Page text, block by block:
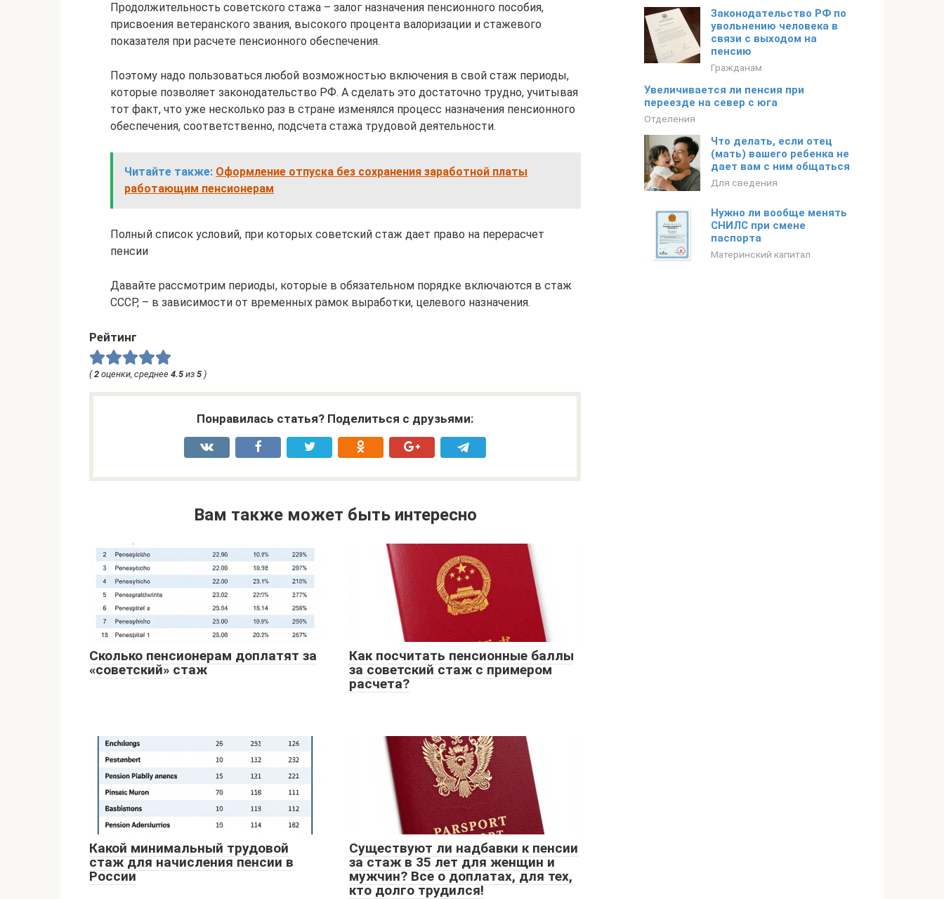
Продолжительность советского стажа – залог назначения пенсионного пособия,
присвоения ветеранского звания, высокого процента валоризации и стажевого
показателя при расчете пенсионного обеспечения.
Поэтому надо пользоваться любой возможностью включения в свой стаж периоды,
которые позволяет законодательство РФ. А сделать это достаточно трудно, учитывая
тот факт, что уже несколько раз в стране изменялся процесс назначения пенсионного
обеспечения, соответственно, подсчета стажа трудовой деятельности.
Читайте также: Оформление отпуска без сохранения заработной платы
работающим пенсионерам
Полный список условий, при которых советский стаж дает право на перерасчет
пенсии
Давайте рассмотрим периоды, которые в обязательном порядке включаются в стаж
СССР, – в зависимости от временных рамок выработки, целевого назначения.
Рейтинг
(2 оценки, среднее 4.5 из 5 )
Понравилась статья? Поделиться с друзьями:
Вам также может быть интересно
Сколько пенсионерам доплатят за
«советский» стаж
Как посчитать пенсионные баллы
за советский стаж с примером
расчета?
Какой минимальный трудовой
стаж для начисления пенсии в
России
Существуют ли надбавки к пенсии
за стаж в 35 лет для женщин и
мужчин? Все о доплатах, для тех,
кто долго трудился!
Законодательство РФ по
увольнению человека в
связи с выходом на
пенсию
Гражданам
Увеличивается ли пенсия при
переезде на север с юга
Отделения
Что делать, если отец
(мать) вашего ребенка не
дает вам с ним общаться
Для сведения
Нужно ли вообще менять
СНИЛС при смене
паспорта
Материнский капитал